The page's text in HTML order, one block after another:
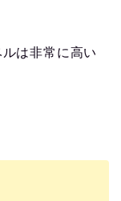
は非常に高い